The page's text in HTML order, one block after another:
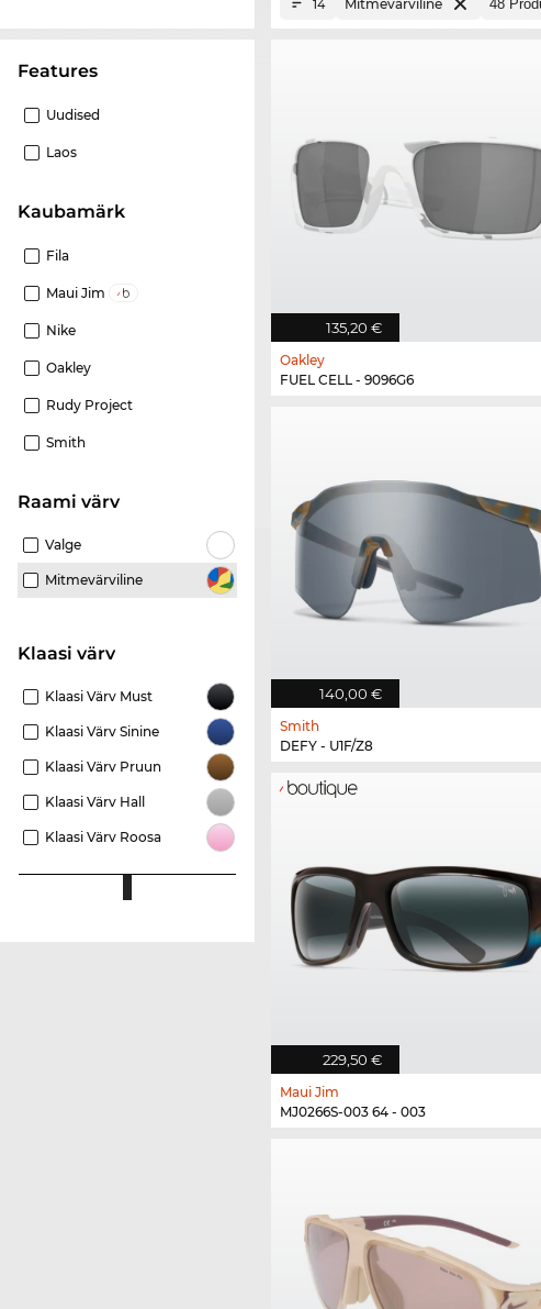
Features
Uudised
Laos
Kaubamärk
Fila
Maui Jim
Nike
Oakley
Rudy Project
Smith
Raami värv
Valge
Mitmevärviline
Klaasi värv
Klaasi Värv Must
Klaasi Värv Sinine
Klaasi Värv Pruun
Klaasi Värv Hall
Klaasi Värv Roosa
14 Mitmevärviline
135,20 €
Oakley
FUEL CELL - 9096G6
140,00 €
Smith
DEFY - U1F/Z8
229,50 €
Maui Jim
MJ0266S-003 64 - 003